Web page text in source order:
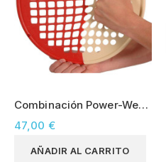
Combinación Power-Web
| Ultraligero - Bronce /
Medio - Rojo
47,00 €
AÑADIR AL CARRITO